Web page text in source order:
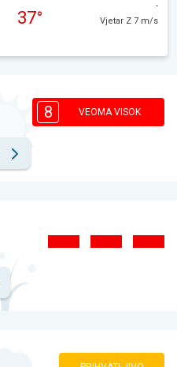
37°
-
Vjetar Z 7 m/s
8 VEOMA VISOK